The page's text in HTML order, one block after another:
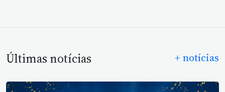
Últimas notícias + notícias